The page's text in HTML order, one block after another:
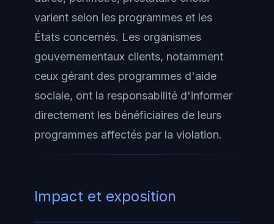
varient selon les programmes et les
États concernés. Les organismes
gouvernementaux clients, notamment
ceux gérant des programmes d'aide
sociale, ont la responsabilité d'informer
directement les bénéficiaires de leurs
programmes affectés par la violation.
Impact et exposition